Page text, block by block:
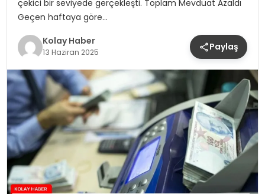
çekici bir seviyede gerçekleşti. Toplam Mevduat Azaldı
Geçen haftaya göre…
Kolay Haber
13 Haziran 2025 Paylaş